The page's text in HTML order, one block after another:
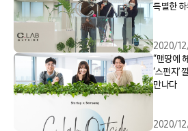
특별한
2020/
“맨땅에
‘스펀지’
만나다
2020/